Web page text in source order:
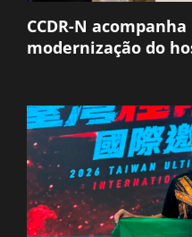
CCDR-N
modernização do